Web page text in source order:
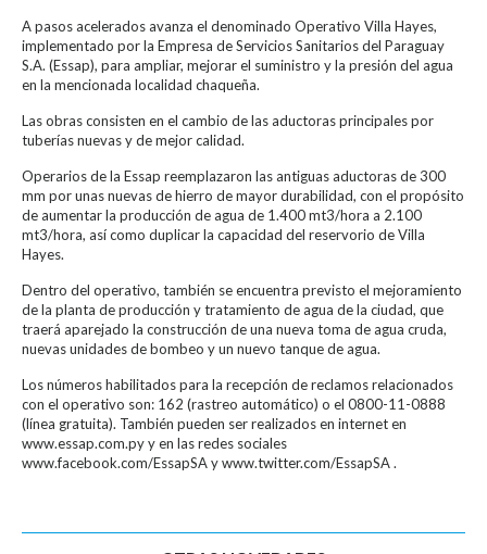
A pasos acelerados avanza el denominado Operativo Villa Hayes,
implementado por la Empresa de Servicios Sanitarios del Paraguay
S.A. (Essap), para ampliar, mejorar el suministro y la presión del agua
en la mencionada localidad chaqueña.
Las obras consisten en el cambio de las aductoras principales por
tuberías nuevas y de mejor calidad.
Operarios de la Essap reemplazaron las antiguas aductoras de 300
mm por unas nuevas de hierro de mayor durabilidad, con el propósito
de aumentar la producción de agua de 1.400 mt3/hora a 2.100
mt3/hora, así como duplicar la capacidad del reservorio de Villa
Hayes.
Dentro del operativo, también se encuentra previsto el mejoramiento
de la planta de producción y tratamiento de agua de la ciudad, que
traerá aparejado la construcción de una nueva toma de agua cruda,
nuevas unidades de bombeo y un nuevo tanque de agua.
Los números habilitados para la recepción de reclamos relacionados
con el operativo son: 162 (rastreo automático) o el 0800-11-0888
(línea gratuita). También pueden ser realizados en internet en
www.essap.com.py y en las redes sociales
www.facebook.com/EssapSA y www.twitter.com/EssapSA .